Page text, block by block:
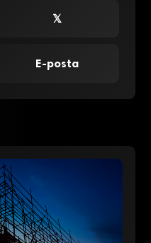
𝕏
E-posta